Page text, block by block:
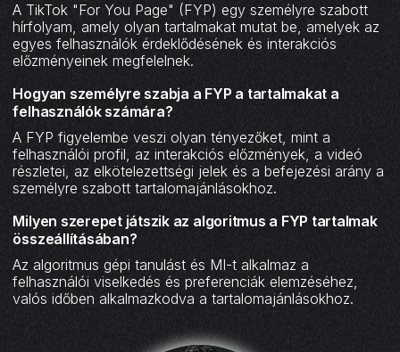
A TikTok "For You Page" (FYP) egy személyre szabott
hírfolyam, amely olyan tartalmakat mutat be, amelyek az
egyes felhasználók érdeklődésének és interakciós
előzményeinek megfelelnek.
Hogyan személyre szabja a FYP a tartalmakat a
felhasználók számára?
A FYP figyelembe veszi olyan tényezőket, mint a
felhasználói profil, az interakciós előzmények, a videó
részletei, az elkötelezettségi jelek és a befejezési arány a
személyre szabott tartalomajánlásokhoz.
Milyen szerepet játszik az algoritmus a FYP tartalmak
összeállításában?
Az algoritmus gépi tanulást és MI-t alkalmaz a
felhasználói viselkedés és preferenciák elemzéséhez,
valós időben alkalmazkodva a tartalomajánlásokhoz.